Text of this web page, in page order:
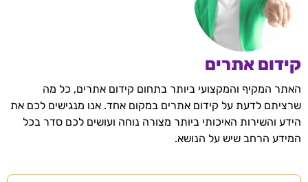
קידום אתרים
האתר המקיף והמקצועי ביותר בתחום קידום אתרים, כל מה
שרציתם לדעת על קידום אתרים במקום אחד. אנו מנגישים לכם את
הידע והשירות האיכותי ביותר מצורה נוחה ועושים לכם סדר בכל
המידע הרחב שיש על הנושא.